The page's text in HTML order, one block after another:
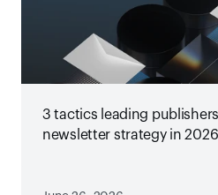
3 tactics leading
newsletter strategy in 2026